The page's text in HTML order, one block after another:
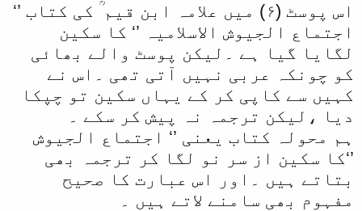
اس پوسٹ (۶) میں علامہ ابن قیم ؒ کی کتاب ’‘
اجتماع الجیوش الاسلامیہ ’‘ کا سکین
لگایا گیا ہے ۔لیکن پوسٹ والے بھائی
کو چونکہ عربی نہیں آتی تھی ۔اس نے
کہیں سے کاپی کر کے یہاں سکین تو چپکا
دیا ،لیکن ترجمہ نہ پیش کر سکے ۔
ہم محولہ کتاب یعنی ’‘ اجتماع الجیوش
’‘کا سکین از سر نو لگا کر ترجمہ بھی
بتاتے ہیں ۔اور اس عبارت کا صحیح
مفہوم بھی سامنے لاتے ہیں ۔